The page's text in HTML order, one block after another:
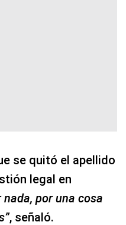
se quitó el apellido
legal en
nada, por una cosa
, señaló.